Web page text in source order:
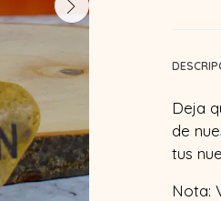
Deja
de
tus
Nota: